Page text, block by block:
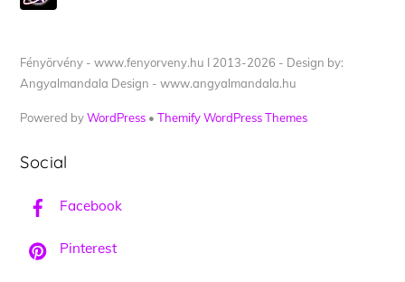
Fényörvény - www.fenyorveny.hu I 2013-2026 - Design by:
Angyalmandala Design - www.angyalmandala.hu
Powered byWordPress •Themify WordPress Themes
Social
Facebook
Pinterest